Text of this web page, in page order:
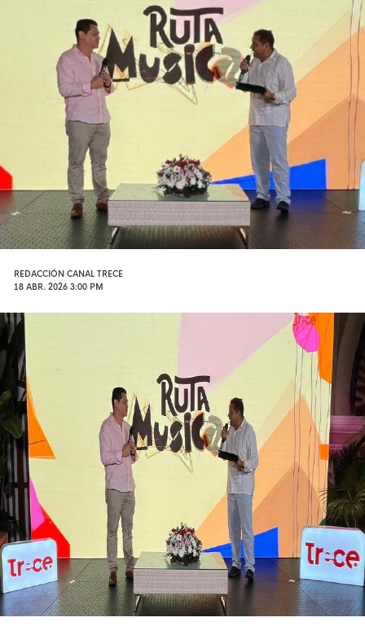
REDACCIÓN CANAL TRECE
18 ABR. 2026 3:00 PM